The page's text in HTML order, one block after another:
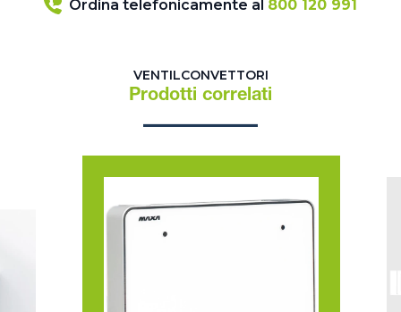
Ordina telefonicamente al 800 120 991
VENTILCONVETTORI
Prodotti correlati